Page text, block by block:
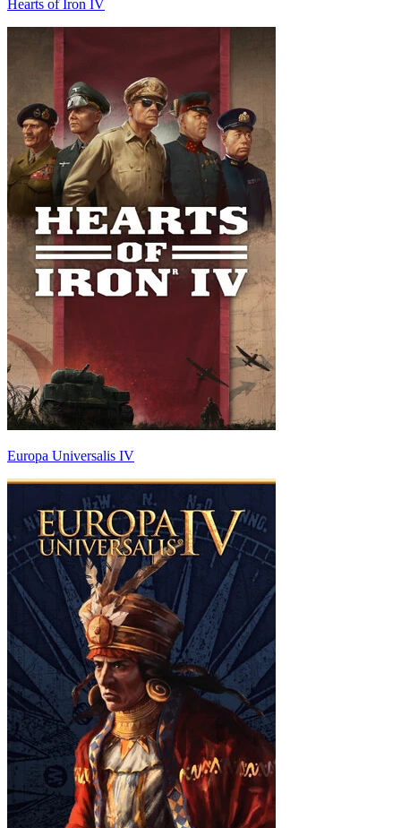
Hearts of Iron IV
Europa Universalis IV